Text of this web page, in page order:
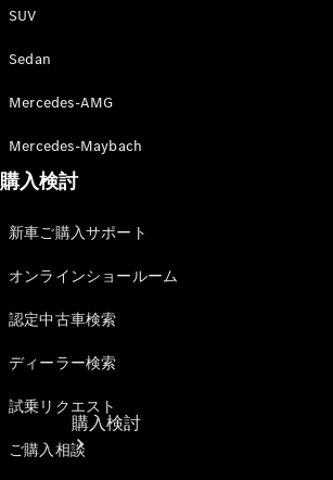
購入検討
SUV
Sedan
Mercedes-AMG
Mercedes-Maybach
購入検討
新車ご購入サポート
オンラインショールーム
認定中古車検索
ディーラー検索
試乗リクエスト
ご購入相談